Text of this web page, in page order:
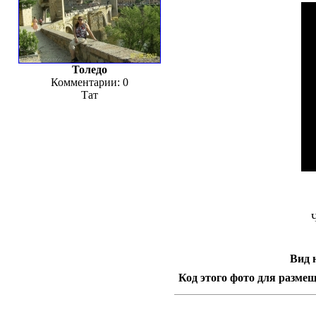
Толедо
Комментарии: 0
Тат
Вид
Код этого фото для